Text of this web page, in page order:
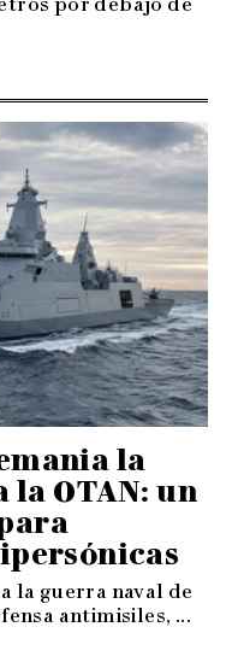
por debajo de
la
la OTAN: un
la guerra naval de
antimisiles, ...